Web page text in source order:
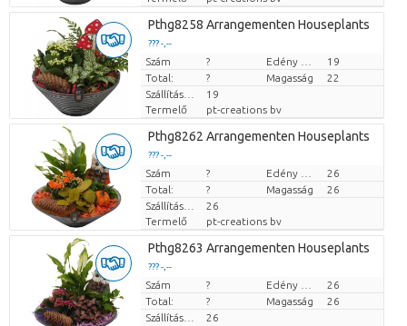
Pthg8258 Arrangementen Houseplants
??? -,--
Darabb ár
Szám ?
19
Total:
? Magasság
22
Szállítási magasság
19
Termelő
pt-creations bv
Pthg8262 Arrangementen Houseplants
??? -,--
Darabb ár
Szám ?
26
Total:
? Magasság
26
Szállítási magasság
26
Termelő
pt-creations bv
Pthg8263 Arrangementen Houseplants
??? -,--
Darabb ár
Szám ?
26
Total:
? Magasság
26
Szállítási magasság
26